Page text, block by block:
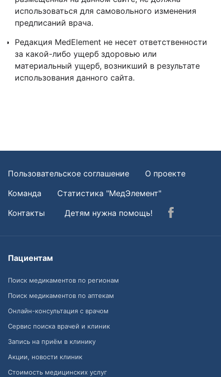
использоваться для самовольного изменения
предписаний врача.
Редакция MedElement не несет ответственности
за какой-либо ущерб здоровью или
материальный ущерб, возникший в результате
использования данного сайта.
Пользовательское соглашение
О проекте
Команда
Статистика "МедЭлемент"
Контакты
Детям нужна помощь!
Пациентам
Поиск медикаментов по регионам
Поиск медикаментов по аптекам
Онлайн-консультация с врачом
Сервис поиска врачей и клиник
Запись на приём в клинику
Акции, новости клиник
Стоимость медицинских услуг